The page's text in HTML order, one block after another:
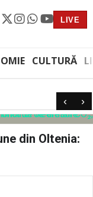
LIVE
CULTURĂ
‹ ›
din Oltenia: